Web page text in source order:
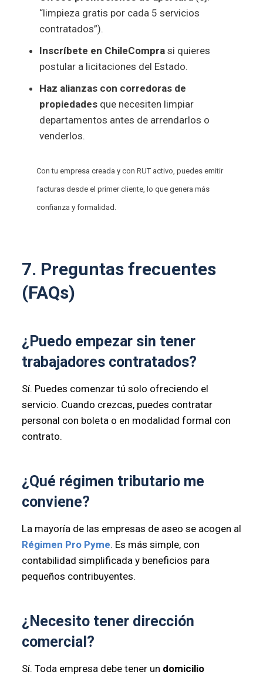
“limpieza gratis por cada 5 servicios
contratados”).
Inscríbete en ChileComprasi quieres
postular a licitaciones del Estado.
Haz alianzas con corredoras de
propiedadesque necesiten limpiar
departamentos antes de arrendarlos o
venderlos.
Con tu empresa creada y con RUT activo, puedes emitir
facturas desde el primer cliente, lo que genera más
confianza y formalidad.
7. Preguntas frecuentes
(FAQs)
¿Puedo empezar sin tener
trabajadores contratados?
Sí. Puedes comenzar tú solo ofreciendo el
servicio. Cuando crezcas, puedes contratar
personal con boleta o en modalidad formal con
contrato.
¿Qué régimen tributario me
conviene?
La mayoría de las empresas de aseo se acogen al
Régimen Pro Pyme. Es más simple, con
contabilidad simplificada y beneficios para
pequeños contribuyentes.
¿Necesito tener dirección
comercial?
Sí. Toda empresa debe tener un domicilio